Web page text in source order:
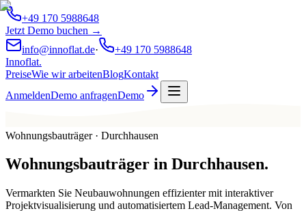
+49 170 5988648
Jetzt Demo buchen →
info@innoflat.de·
+49 170 5988648
Innoflat.
PreiseWie wir arbeitenBlogKontakt
AnmeldenDemo anfragenDemo
Wohnungsbauträger · Durchhausen
Wohnungsbauträger in Durchhausen.
Vermarkten Sie Neubauwohnungen effizienter mit interaktiver
Projektvisualisierung und automatisiertem Lead-Management. Von